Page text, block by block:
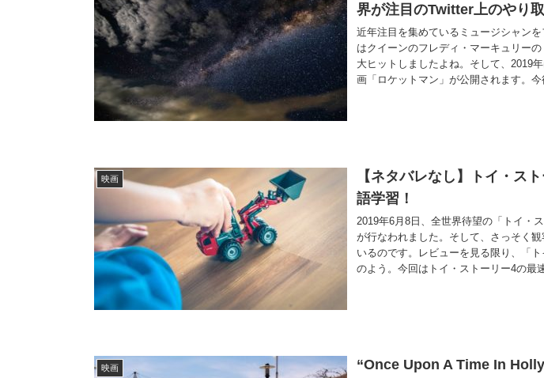
界が注目のTwitter上のやり
近年注目を集めているミュージシャン
はクイーンのフレディ・マーキュリー
大ヒットしましたよね。そして、2019
画「ロケットマン」が公開されます。今
映画
【ネタバレなし】トイ・ス
語学習！
2019年6月8日、全世界待望の「トイ・
が行なわれました。そして、さっそく
いるのです。レビューを見る限り、「
のよう。今回はトイ・ストーリー4の最速
映画
“Once Upon A Time In